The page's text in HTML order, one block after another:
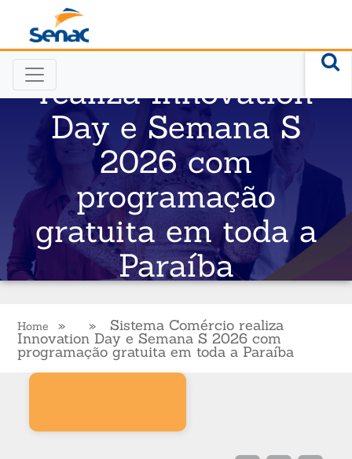
Sistema Comércio
realiza Innovation
Day e Semana S
2026 com
programação
gratuita em toda a
Paraíba
Home » » Sistema Comércio realiza
Innovation Day e Semana S 2026 com
programação gratuita em toda a Paraíba